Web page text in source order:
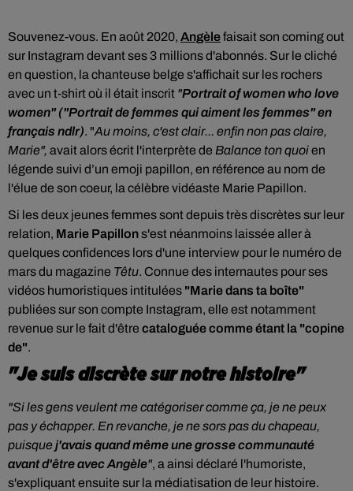
Souvenez-vous. En août 2020, Angèlefaisait son coming out
sur Instagram devant ses 3 millions d'abonnés. Sur le cliché
en question, la chanteuse belge s'affichait sur les rochers
avec un t-shirt où il était inscrit "Portrait of women who love
women" ("Portrait de femmes qui aiment les femmes" en
français ndlr). "Au moins, c'est clair... enfin non pas claire,
Marie", avait alorsécrit l'interprète de Balance ton quoien
légende suivi d’un emoji papillon, en référence au nom de
l'élue de son coeur, la célèbre vidéaste Marie Papillon.
Si les deux jeunes femmes sont depuis très discrètes sur leur
relation, Marie Papillons'est néanmoins laissée aller à
quelques confidences lors d'une interview pour le numéro de
mars du magazine Têtu. Connue des internautes pour ses
vidéos humoristiques intitulées "Marie dans ta boîte"
publiées sur son compte Instagram, elle est notamment
revenue sur le fait d'être cataloguée comme étant la "copine
de".
"Je suis discrète sur notre histoire"
"Si les gens veulent me catégoriser comme ça, je ne peux
pas y échapper. En revanche, je ne sors pas du chapeau,
puisquej'avais quand même une grosse communauté
avant d'être avec Angèle", a ainsi déclaré l'humoriste,
s'expliquant ensuite sur la médiatisation de leur histoire.